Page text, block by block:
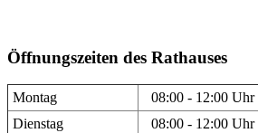
Öffnungszeiten des Rathauses
Montag 08:00 - 12:00 Uhr
Dienstag
08:00 - 12:00 Uhr